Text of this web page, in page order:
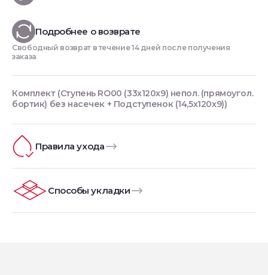
Подробнее о возврате
Свободный возврат в течение 14 дней после получения
заказа
Комплект (Ступень RO00 (33x120x9) непол. (прямоугол.
бортик) без насечек + Подступенок (14,5x120x9))
Правила ухода
Способы укладки